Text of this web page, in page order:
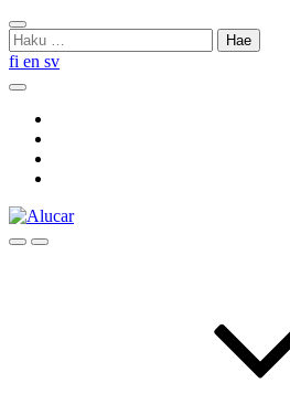
Skip
to
content
Sulje
haku
Haku:
fi en sv
Hae
HaeMenu